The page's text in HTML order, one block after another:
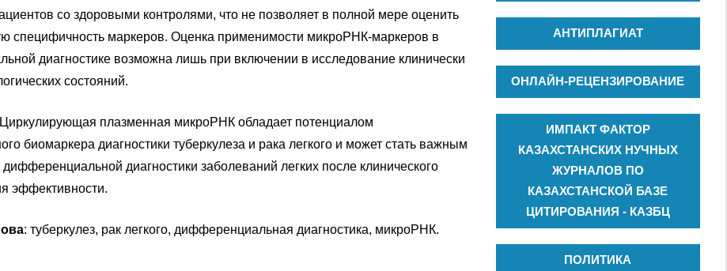
со здоровыми контролями, что не позволяет в полной мере оценить
специфичность маркеров. Оценка применимости микроРНК-маркеров в
диагностике возможна лишь при включении в исследование клинически
состояний.
плазменная микроРНК обладает потенциалом
биомаркера диагностики туберкулеза и рака легкого и может стать важным
диагностики заболеваний легких после клинического
эффективности.
: туберкулез, рак легкого, дифференциальная диагностика, микроРНК.
АНТИПЛАГИАТ
ОНЛАЙН-РЕЦЕНЗИРОВАНИЕ
ИМПАКТ ФАКТОР
КАЗАХСТАНСКИХ НУЧНЫХ
ЖУРНАЛОВ ПО
КАЗАХСТАНСКОЙ БАЗЕ
ЦИТИРОВАНИЯ - КАЗБЦ
ПОЛИТИКА